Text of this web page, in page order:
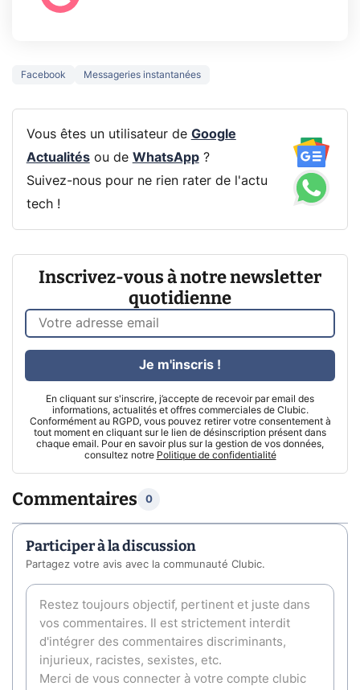
Facebook Messageries instantanées
Vous êtes un utilisateur de Google
Actualitésou de WhatsApp?
Suivez-nous pour ne rien rater de l'actu
tech !
Inscrivez-vous à notre newsletter
quotidienne
En cliquant sur s'inscrire, j’accepte de recevoir par email des
informations, actualités et offres commerciales de Clubic.
Conformément au RGPD, vous pouvez retirer votre consentement à
tout moment en cliquant sur le lien de désinscription présent dans
chaque email. Pour en savoir plus sur la gestion de vos données,
consultez notre Politique de confidentialité
Je m'inscris !
Commentaires 0
Participer à la discussion
Partagez votre avis avec la communauté Clubic.